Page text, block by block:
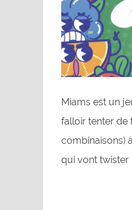
Miams est un
falloir tenter de
combinaisons)
qui vont twister